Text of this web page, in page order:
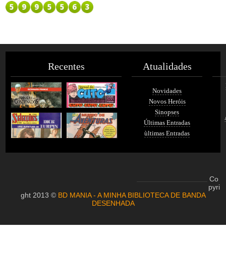
Recentes Atualidades
Novidades
Novos Heróis
Sinopses
Últimas Entradas
ùltimas Entradas
Co
pyri
ght 2013 © BD MANIA - A MINHA BIBLIOTECA DE BANDA
DESENHADA